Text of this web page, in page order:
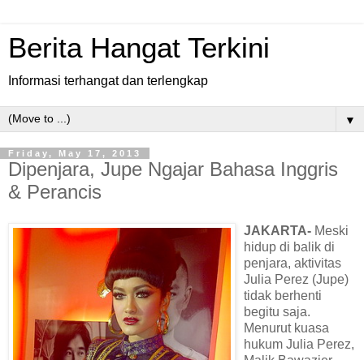
Berita Hangat Terkini
Informasi terhangat dan terlengkap
▼
Friday, May 17, 2013
Dipenjara, Jupe Ngajar Bahasa Inggris
& Perancis
JAKARTA- Meski
hidup di balik di
penjara, aktivitas
Julia Perez (Jupe)
tidak berhenti
begitu saja.
Menurut kuasa
hukum Julia Perez,